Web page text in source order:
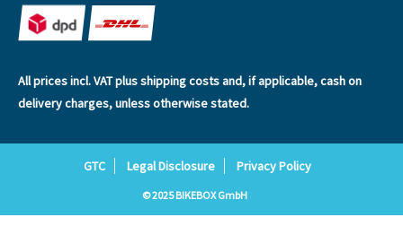
All prices incl. VAT plusshipping costsand, if applicable, cash on
delivery charges, unless otherwise stated.
GTC Legal Disclosure Privacy Policy
© 2025 BIKEBOX GmbH